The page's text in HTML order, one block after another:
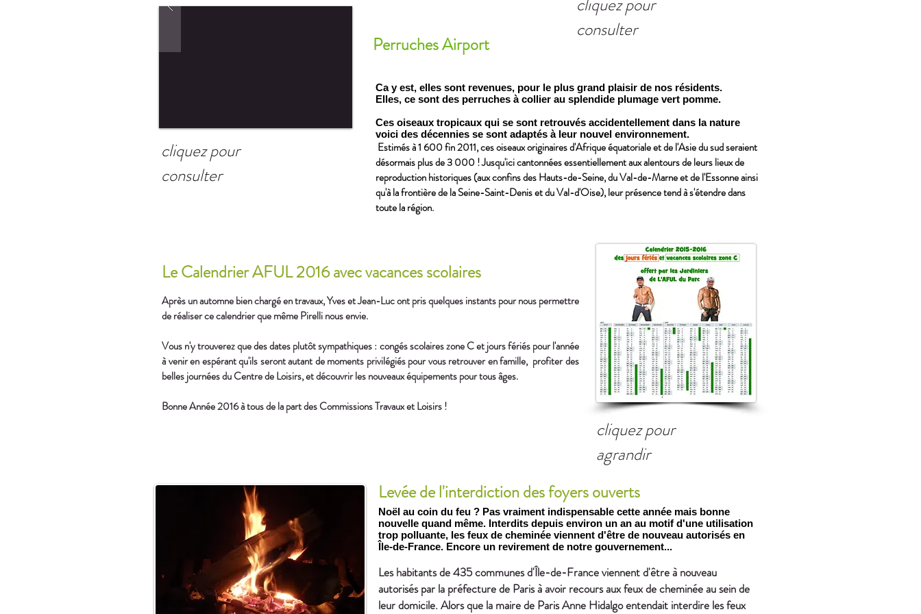
consulter
Perruches Airport
cliquez pour
consulter
Ca y est, elles sont revenues, pour le plus grand plaisir de nos résidents.
Elles, ce sont des perruches à collier au splendide plumage vert pomme.
Ces oiseaux tropicaux qui se sont retrouvés accidentellement dans la nature
voici des décennies se sont adaptés à leur nouvel environnement.
Estimés à 1 600 fin 2011, ces oiseaux originaires d'Afrique équatoriale et de l'Asie du sud seraient
désormais plus de 3 000 ! Jusqu'ici cantonnées essentiellement aux alentours de leurs lieux de
reproduction historiques (aux confins des Hauts-de-Seine, du Val-de-Marne et de l'Essonne ainsi
qu'à la frontière de la Seine-Saint-Denis et du Val-d'Oise), leur présence tend à s'étendre dans
toute la région.
Le Calendrier AFUL 2016 avec vacances scolaires
Après un automne bien chargé en travaux, Yves et Jean-Luc ont pris quelques instants pour nous permettre
de réaliser ce calendrier que même Pirelli nous envie.
Vous n'y trouverez que des dates plutôt sympathiques : congés scolaires zone C et jours fériés pour l'année
à venir en espérant qu'ils seront autant de moments privilégiés pour vous retrouver en famille, profiter des
belles journées du Centre de Loisirs, et découvrir les nouveaux équipements pour tous âges.
Bonne Année 2016 à tous de la part des Commissions Travaux et Loisirs !
cliquez pour
agrandir
Levée de l'interdiction des foyers ouverts
Noël au coin du feu ? Pas vraiment indispensable cette année mais bonne
nouvelle quand même. Interdits depuis environ un an au motif d'une utilisation
trop polluante, les feux de cheminée viennent d'être de nouveau autorisés en
Île-de-France. Encore un revirement de notre gouvernement...
Les habitants de 435 communes d'Île-de-France viennent d'être à nouveau
autorisés par la préfecture de Paris à avoir recours aux feux de cheminée au sein de
leur domicile. Alors que la maire de Paris Anne Hidalgo entendait interdire les feux